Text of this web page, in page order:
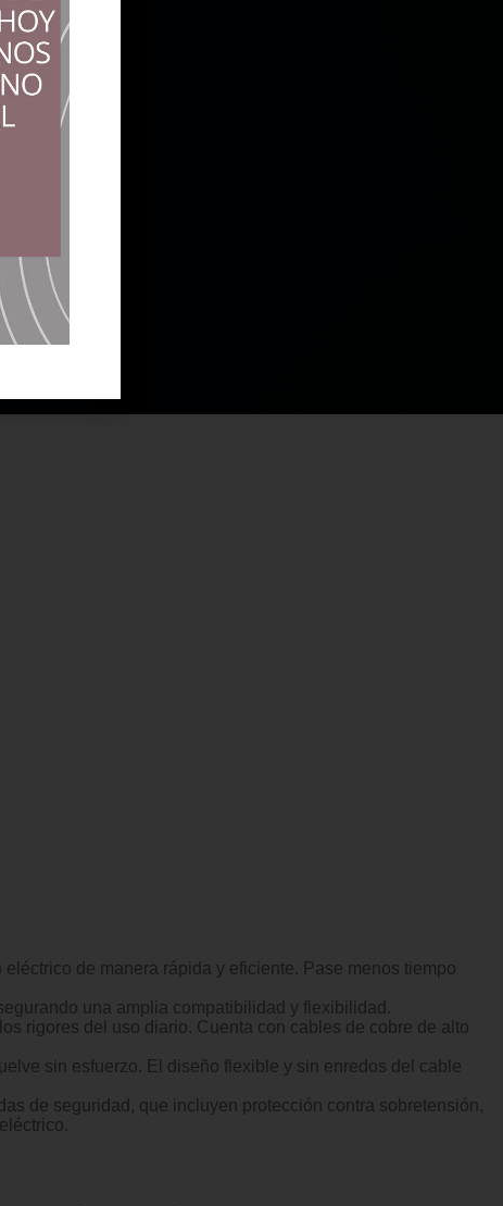
de manera rápida y eficiente. Pase menos tiempo
una amplia compatibilidad y flexibilidad.
rigores del uso diario. Cuenta con cables de cobre de alto
sin esfuerzo. El diseño flexible y sin enredos del cable
de seguridad, que incluyen protección contra sobretensión,